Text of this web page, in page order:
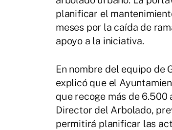
planificar el
meses por la caída de
apoyo a la iniciativa.
En nombre del equipo de
explicó que el
que recoge más de
Director del Arbolado,
permitirá planificar las